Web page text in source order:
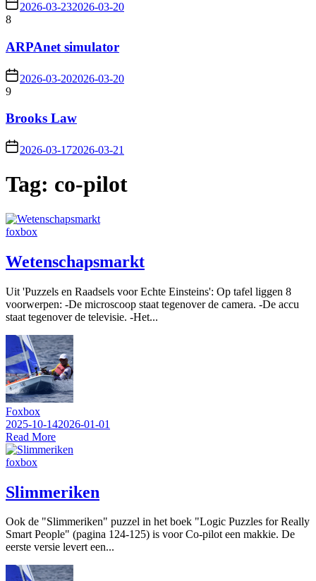
2026-03-232026-03-20
8
ARPAnet simulator
2026-03-202026-03-20
9
Brooks Law
2026-03-172026-03-21
Tag: co-pilot
foxbox
Wetenschapsmarkt
Uit 'Puzzels en Raadsels voor Echte Einsteins': Op tafel liggen 8
voorwerpen: -De microscoop staat tegenover de camera. -De accu
staat tegenover de televisie. -Het...
Foxbox
2025-10-142026-01-01
Read More
foxbox
Slimmeriken
Ook de "Slimmeriken" puzzel in het boek "Logic Puzzles for Really
Smart People" (pagina 124-125) is voor Co-pilot een makkie. De
eerste versie levert een...